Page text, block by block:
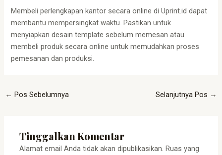
Membeli perlengkapan kantor secara online di Uprint.id dapat
membantu mempersingkat waktu. Pastikan untuk
menyiapkan desain template sebelum memesan atau
membeli produk secara online untuk memudahkan proses
pemesanan dan produksi.
← Pos Sebelumnya Selanjutnya Pos →
Tinggalkan Komentar
Alamat email Anda tidak akan dipublikasikan. Ruas yang